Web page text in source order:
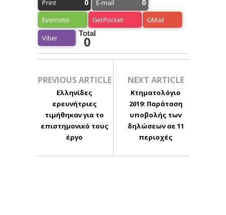
Print 0 E-mail 0
Evernote GetPocket GMail
Viber
Total
0
PREVIOUS ARTICLE
Ελληνίδες
ερευνήτριες
τιμήθηκαν για το
επιστημονικό τους
έργο
NEXT ARTICLE
Κτηματολόγιο
2019: Παράταση
υποβολής των
δηλώσεων σε 11
περιοχές